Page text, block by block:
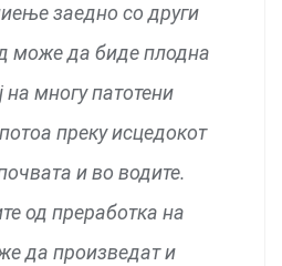
заедно со други
може да биде плодна
на многу патотени
преку исцедокот
и во водите.
од преработка на
да произведат и